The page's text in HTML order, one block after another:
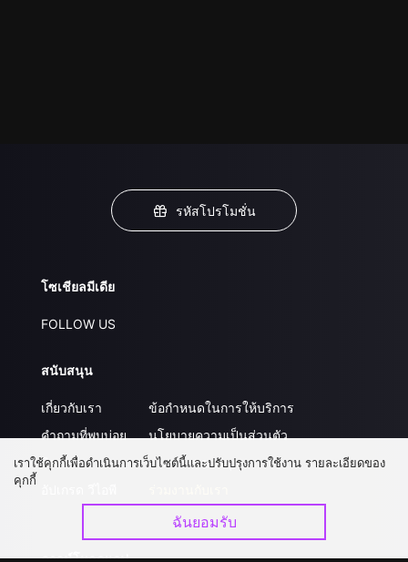
รหัสโปรโมชั่น
โซเชียลมีเดีย
FOLLOW US
สนับสนุน
เกี่ยวกับเรา
คำถามที่พบบ่อย
ติดต่อเรา
ข้อกำหนดในการให้บริการ
นโยบายความเป็นส่วนตัว
ส่งผลงานของคุณ
ดาวน์โหลดแอป
เราใช้คุกกี้เพื่อดำเนินการเว็บไซต์นี้และปรับปรุงการใช้งาน รายละเอียดของ
คุกกี้
ฉันยอมรับ